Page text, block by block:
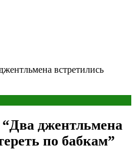
встретились
джентльмена
по бабкам”